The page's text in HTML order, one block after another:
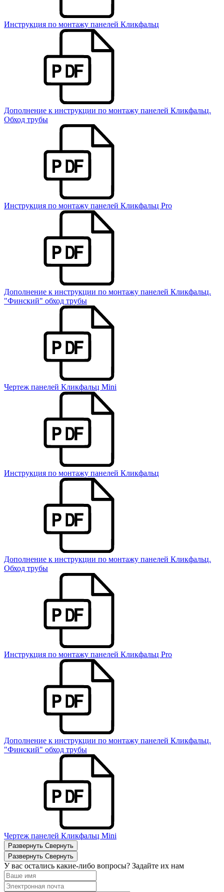
Инструкция по монтажу панелей Кликфальц
Дополнение к инструкции по монтажу панелей Кликфальц.
Обход трубы
Инструкция по монтажу панелей Кликфальц Pro
Дополнение к инструкции по монтажу панелей Кликфальц.
"Финский" обход трубы
Чертеж панелей Кликфальц Mini
Инструкция по монтажу панелей Кликфальц
Дополнение к инструкции по монтажу панелей Кликфальц.
Обход трубы
Инструкция по монтажу панелей Кликфальц Pro
Дополнение к инструкции по монтажу панелей Кликфальц.
"Финский" обход трубы
Чертеж панелей Кликфальц Mini
Развернуть Свернуть
Развернуть Свернуть
У вас остались какие-либо вопросы? Задайте их нам